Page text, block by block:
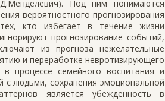
Под ним понимаются
вероятностного прогнозирования
кто избегает в течение жизни
прогнозирование событий,
из прогноза нежелательные
и переработке невротизирующего
процессе семейного воспитания и
с людьми, сохранения эмоциональной
является убежденность в